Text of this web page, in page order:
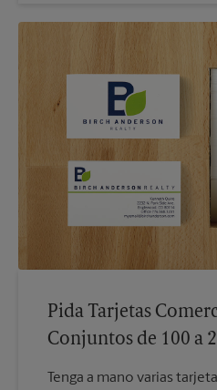
Pida Tarjetas
Conjuntos de 100 a
Tenga a mano varias